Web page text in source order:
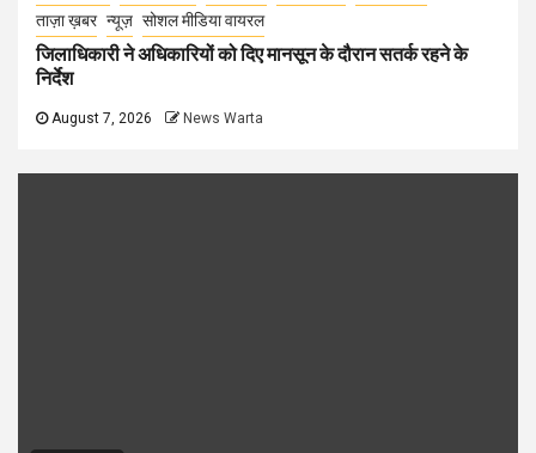
ताज़ा ख़बर न्यूज़ सोशल मीडिया वायरल
जिलाधिकारी ने अधिकारियों को दिए मानसून के दौरान सतर्क रहने के
निर्देश
August 7, 2026 News Warta